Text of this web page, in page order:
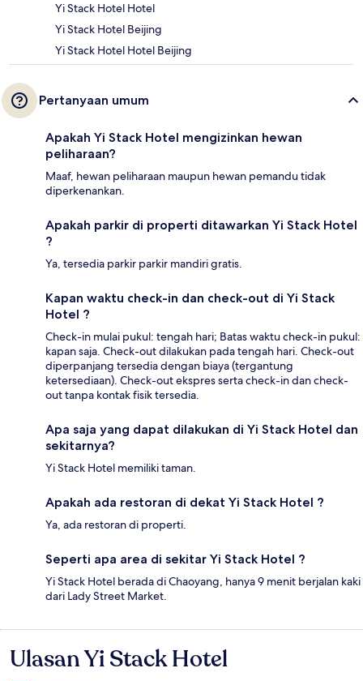
Yi Stack Hotel Hotel
Yi Stack Hotel Beijing
Yi Stack Hotel Hotel Beijing
Pertanyaan umum
Apakah Yi Stack Hotel mengizinkan hewan
peliharaan?
Maaf, hewan peliharaan maupun hewan pemandu tidak
diperkenankan.
Apakah parkir di properti ditawarkan Yi Stack Hotel
?
Ya, tersedia parkir parkir mandiri gratis.
Kapan waktu check-in dan check-out di Yi Stack
Hotel ?
Check-in mulai pukul: tengah hari; Batas waktu check-in pukul:
kapan saja. Check-out dilakukan pada tengah hari. Check-out
diperpanjang tersedia dengan biaya (tergantung
ketersediaan). Check-out ekspres serta check-in dan check-
out tanpa kontak fisik tersedia.
Apa saja yang dapat dilakukan di Yi Stack Hotel dan
sekitarnya?
Yi Stack Hotel memiliki taman.
Apakah ada restoran di dekat Yi Stack Hotel ?
Ya, ada restoran di properti.
Seperti apa area di sekitar Yi Stack Hotel ?
Yi Stack Hotel berada di Chaoyang, hanya 9 menit berjalan kaki
dari Lady Street Market.
Ulasan
Ulasan Yi Stack Hotel